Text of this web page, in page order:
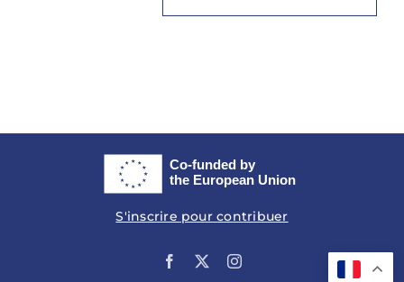
S'inscrire pour contribuer
Facebook Instagram